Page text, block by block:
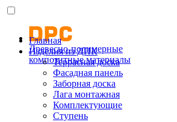
Древесно-полимерные
композитные материалы
Главная
Изделия из ДПК
Террасная доска
Фасадная панель
Заборная доска
Лага монтажная
Комплектующие
Ступень